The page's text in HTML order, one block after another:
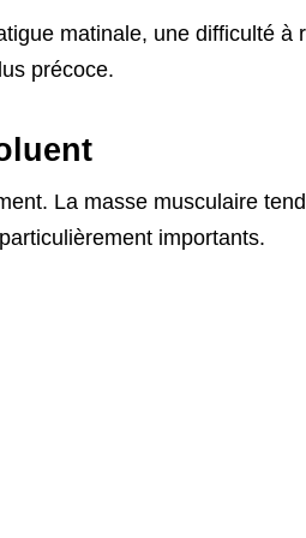
matinale, une difficulté à
précoce.
La masse musculaire
importants.